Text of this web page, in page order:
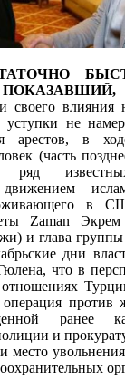
влияния
не
арестов, в
(часть
ряд
в
Zaman
и глава
дни
что в
против
ранее
и
место